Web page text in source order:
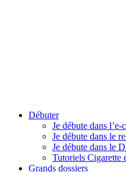
Débuter
Je débute dans l’e-
Je débute dans le
Je débute dans le
Tutoriels Cigarette
Grands dossiers